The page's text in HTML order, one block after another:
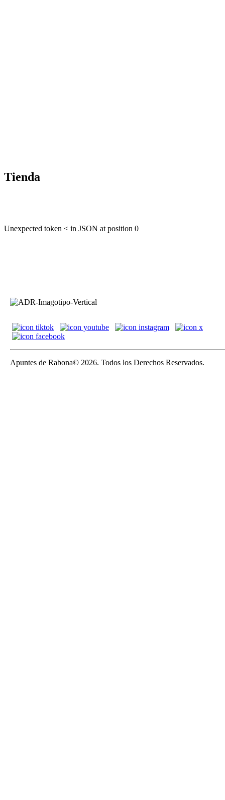
Tienda
Unexpected token < in JSON at position 0
Apuntes de Rabona© 2026. Todos los Derechos Reservados.